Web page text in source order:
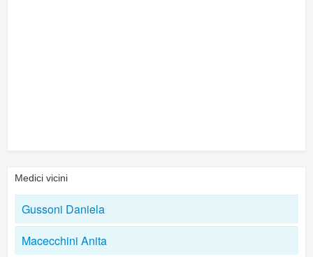
Medici vicini
Gussoni Daniela
Macecchini Anita